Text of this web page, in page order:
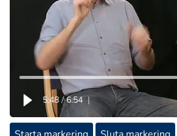
5:48 / 6:54 |